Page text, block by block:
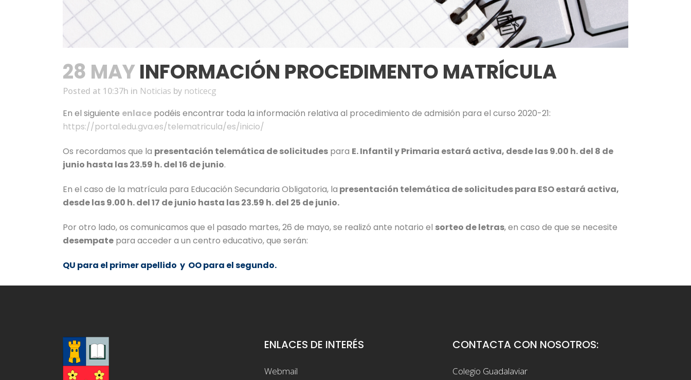
28 MAYINFORMACIÓN PROCEDIMENTO MATRÍCULA
Posted at 10:37h in Noticias by noticecg
En el siguiente enlace podéis encontrar toda la información relativa al procedimiento de admisión para el curso 2020-21:
https://portal.edu.gva.es/telematricula/es/inicio/
Os recordamos que la presentación telemática de solicitudes para E. Infantil y Primaria estará activa, desde las 9.00 h. del 8 de
junio hasta las 23.59 h. del 16 de junio.
En el caso de la matrícula para Educación Secundaria Obligatoria, la presentación telemática de solicitudes para ESO estará activa,
desde las 9.00 h. del 17 de junio hasta las 23.59 h. del 25 de junio.
Por otro lado, os comunicamos que el pasado martes, 26 de mayo, se realizó ante notario el sorteo de letras, en caso de que se necesite
desempate para acceder a un centro educativo, que serán:
QU para el primer apellido y OO para el segundo.
ENLACES DE INTERÉS
Webmail
CONTACTA CON NOSOTROS:
Colegio Guadalaviar